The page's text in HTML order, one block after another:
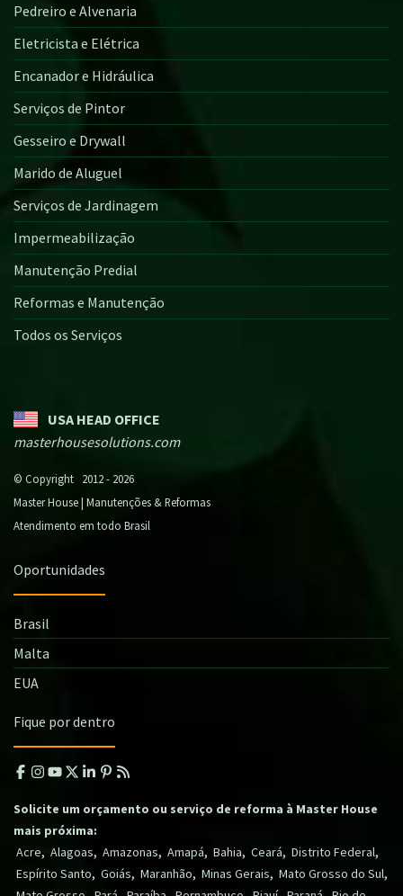
Pedreiro e Alvenaria
Eletricista e Elétrica
Encanador e Hidráulica
Serviços de Pintor
Gesseiro e Drywall
Marido de Aluguel
Serviços de Jardinagem
Impermeabilização
Manutenção Predial
Reformas e Manutenção
Todos os Serviços
USA HEAD OFFICE
masterhousesolutions.com
© Copyright 2012 - 2026
Master House | Manutenções & Reformas
Atendimento em todo Brasil
Oportunidades
Brasil
Malta
EUA
Fique por dentro
Solicite um orçamento ou serviço de reforma à Master House
mais próxima:
Acre, Alagoas, Amazonas, Amapá, Bahia, Ceará, Distrito Federal,
Espírito Santo, Goiás, Maranhão, Minas Gerais, Mato Grosso do Sul,